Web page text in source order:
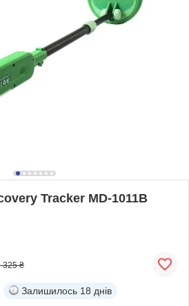
Tracker MD-1011B
325 ₴
Залишилось 18 днів